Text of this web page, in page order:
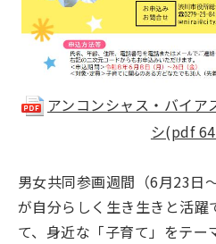
アンコンシャス・バイア
シ(pdf
男女共同参画週間（6月23日
が自分らしく生き生きと活躍
て、身近な「子育て」をテー